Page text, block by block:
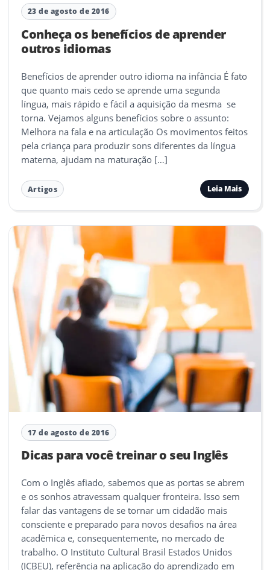
23 de agosto de 2016
Conheça os benefícios de aprender
outros idiomas
Benefícios de aprender outro idioma na infância É fato
que quanto mais cedo se aprende uma segunda
língua, mais rápido e fácil a aquisição da mesma se
torna. Vejamos alguns benefícios sobre o assunto:
Melhora na fala e na articulação Os movimentos feitos
pela criança para produzir sons diferentes da língua
materna, ajudam na maturação […]
Artigos Leia Mais
17 de agosto de 2016
Dicas para você treinar o seu Inglês
Com o Inglês afiado, sabemos que as portas se abrem
e os sonhos atravessam qualquer fronteira. Isso sem
falar das vantagens de se tornar um cidadão mais
consciente e preparado para novos desafios na área
acadêmica e, consequentemente, no mercado de
trabalho. O Instituto Cultural Brasil Estados Unidos
(ICBEU), referência na aplicação do aprendizado em